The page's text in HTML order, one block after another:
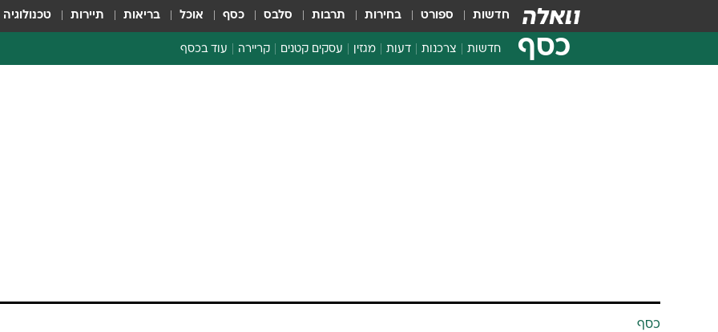
חדשות ספורט בחירות תרבות סלבס כסף אוכל בריאות תיירות טכנולוגיה
כסף חדשות צרכנות דעות מגזין עסקים קטנים קריירה עוד בכסף
כסף